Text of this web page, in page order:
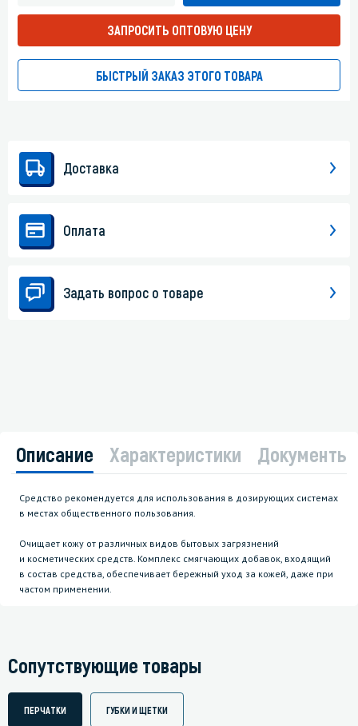
ЗАПРОСИТЬ ОПТОВУЮ ЦЕНУ
БЫСТРЫЙ ЗАКАЗ ЭТОГО ТОВАРА
Доставка
Оплата
Задать вопрос о товаре
Описание Характеристики Документы
Средство рекомендуется для использования в дозирующих системах
в местах общественного пользования.
Очищает кожу от различных видов бытовых загрязнений
и косметических средств. Комплекс смягчающих добавок, входящий
в состав средства, обеспечивает бережный уход за кожей, даже при
частом применении.
Сопутствующие товары
ПЕРЧАТКИ ГУБКИ И ЩЕТКИ